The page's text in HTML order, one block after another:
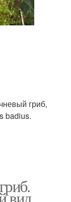
гриб,
badius.
вид,